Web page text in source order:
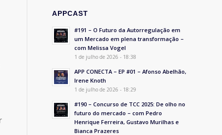
APPCAST
#191 – O Futuro da Autorregulação em
um Mercado em plena transformação –
com Melissa Vogel
1 de julho de 2026 - 18:38
APP CONECTA – EP #01 – Afonso Abelhão,
Irene Knoth
1 de julho de 2026 - 18:29
#190 – Concurso de TCC 2025: De olho no
futuro do mercado – com Pedro
Henrique Ferreira, Gustavo Murilhas e
Bianca Prazeres